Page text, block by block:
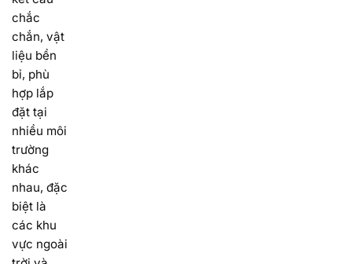
chắc
chắn, vật
liệu bền
bỉ, phù
hợp lắp
đặt tại
nhiều môi
trường
khác
nhau, đặc
biệt là
các khu
vực ngoài